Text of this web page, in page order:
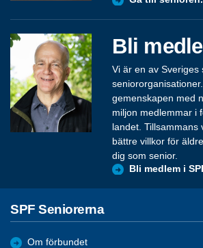
Bli
Vi är en av Sveriges
gemenskapen med
miljon medlemmar i
landet. Tillsammans
bättre villkor för
dig som senior.
Bli medlem i
SPF Seniorerna
Om förbundet